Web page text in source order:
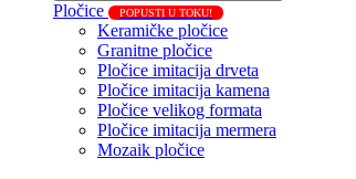
Pločice POPUSTI U TOKU!
Keramičke pločice
Granitne pločice
Pločice imitacija drveta
Pločice imitacija kamena
Pločice velikog formata
Pločice imitacija mermera
Mozaik pločice